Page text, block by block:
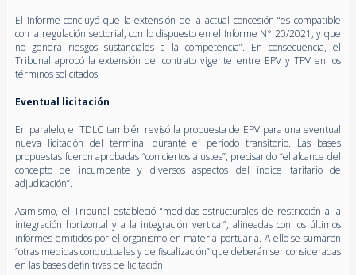
El Informe concluyó que la extensión de la actual concesión “es compatible
con la regulación sectorial, con lo dispuesto en el Informe N° 20/2021, y que
no genera riesgos sustanciales a la competencia”. En consecuencia, el
Tribunal aprobó la extensión del contrato vigente entre EPV y TPV en los
términos solicitados.
Eventual licitación
En paralelo, el TDLC también revisó la propuesta de EPV para una eventual
nueva licitación del terminal durante el periodo transitorio. Las bases
propuestas fueron aprobadas “con ciertos ajustes”, precisando “el alcance del
concepto de incumbente y diversos aspectos del índice tarifario de
adjudicación”.
Asimismo, el Tribunal estableció “medidas estructurales de restricción a la
integración horizontal y a la integración vertical”, alineadas con los últimos
informes emitidos por el organismo en materia portuaria. A ello se sumaron
“otras medidas conductuales y de fiscalización” que deberán ser consideradas
en las bases definitivas de licitación.